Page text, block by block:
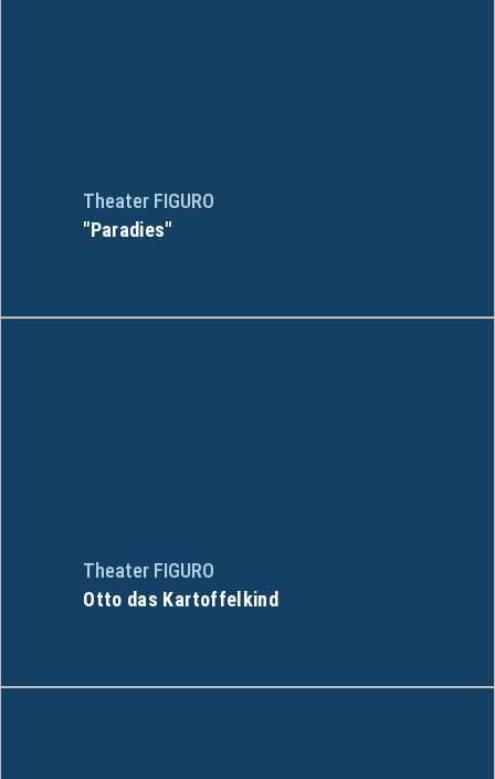
Theater FIGURO
"Paradies"
Theater FIGURO
Otto das Kartoffelkind